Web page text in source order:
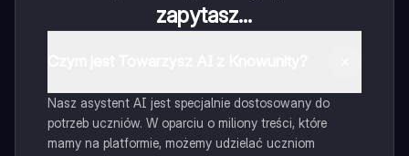
zapytasz...
Nasz asystent AI jest specjalnie dostosowany do
potrzeb uczniów. W oparciu o miliony treści, które
mamy na platformie, możemy udzielać uczniom